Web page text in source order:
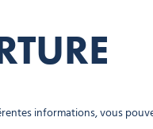
informations, vous